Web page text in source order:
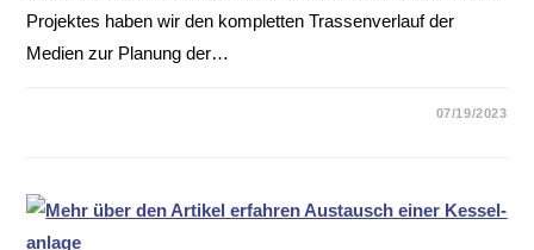
Projektes haben wir den kompletten Trassenverlauf der
Medien zur Planung der…
07/19/2023